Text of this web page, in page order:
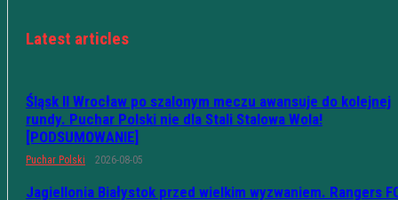
Latest articles
Śląsk II Wrocław po szalonym meczu awansuje do kolejnej
rundy. Puchar Polski nie dla Stali Stalowa Wola!
[PODSUMOWANIE]
Puchar Polski 2026-08-05
Jagiellonia Białystok przed wielkim wyzwaniem. Rangers